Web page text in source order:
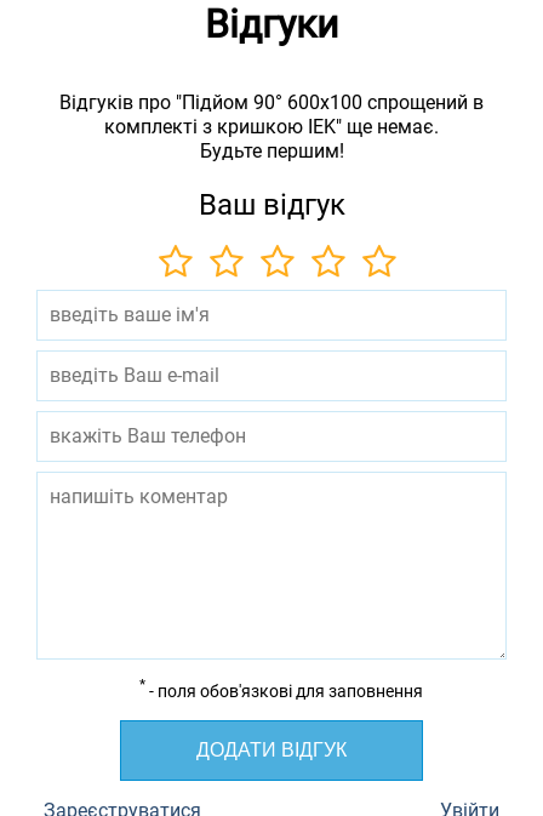
Відгуки
Відгуків про "Підйом 90° 600х100 спрощений в
комплекті з кришкою IEK" ще немає.
Будьте першим!
Ваш відгук
* - поля обов'язкові для заповнення
ДОДАТИ ВІДГУК
Зареєструватися Увійти